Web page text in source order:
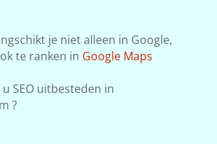
je niet alleen in Google,
te ranken in Google Maps
SEO uitbesteden in
?